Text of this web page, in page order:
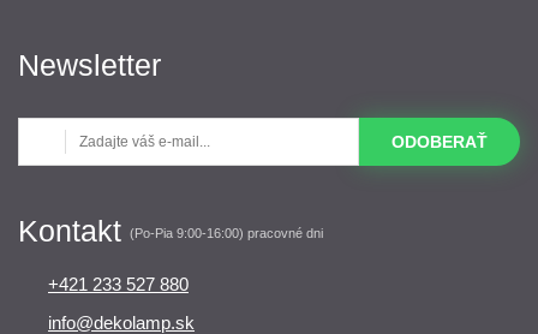
Newsletter
ODOBERAŤ
Kontakt (Po-Pia 9:00-16:00) pracovné dni
+421 233 527 880
info@dekolamp.sk